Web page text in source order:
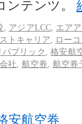
ンテンツ。
アジアLCC, エア
トキャリア
ロー
ブリック ,格安航
社 航空券
航空券